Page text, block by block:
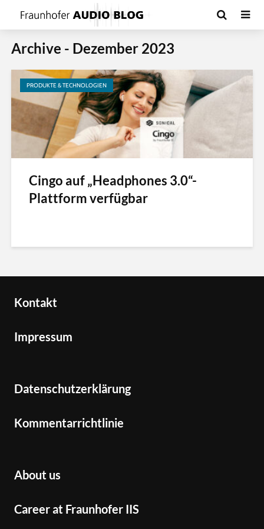
Archive - Dezember 2023
PRODUKTE & TECHNOLOGIEN
Cingo auf „Headphones 3.0“-
Plattform verfügbar
Kontakt
Impressum
Datenschutzerklärung
Kommentarrichtlinie
About us
Career at Fraunhofer IIS